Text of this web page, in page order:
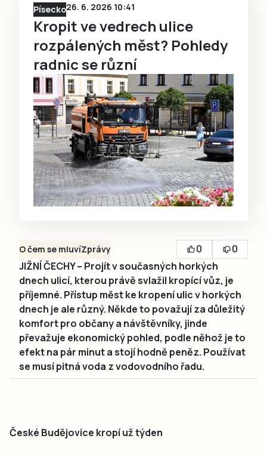
Písecko26. 6. 2026 10:41
Kropit ve vedrech ulice
rozpálených měst? Pohledy
radnic se různí
O čem se mluvíZprávy 0
0
JIŽNÍ ČECHY – Projít v současných horkých
dnech ulicí, kterou právě svlažil kropící vůz, je
příjemné. Přístup měst ke kropení ulic v horkých
dnech je ale různý. Někde to považují za důležitý
komfort pro občany a návštěvníky, jinde
převažuje ekonomický pohled, podle něhož je to
efekt na pár minut a stojí hodně peněz. Používat
se musí pitná voda z vodovodního řadu.
České Budějovice kropí už týden